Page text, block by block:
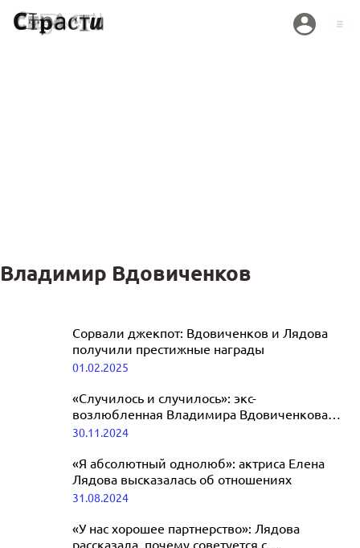
Владимир Вдовиченков
«Они не настоящие»: Вдовиченков
унизил звезд российского шоу-бизнеса
Сорвали джекпот: Вдовиченков и Лядова
получили престижные награды
01.02.2025
«Случилось и случилось»: экс-
возлюбленная Владимира Вдовиченкова
высказалась о разрыве с бросившим ее
30.11.2024
«Я абсолютный однолюб»: актриса Елена
Лядова высказалась об отношениях
31.08.2024
«У нас хорошее партнерство»: Лядова
рассказала, почему советуется с